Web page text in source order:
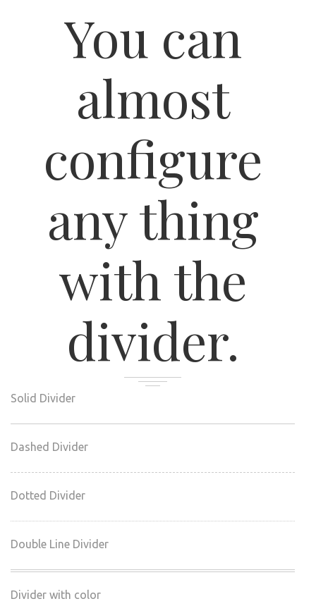
You can
almost
configure
any thing
with the
divider.
Solid Divider
Dashed Divider
Dotted Divider
Double Line Divider
Divider with color